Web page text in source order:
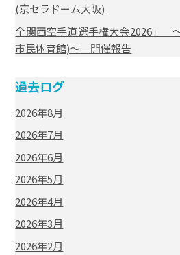
(京セラドーム大阪)
全関西空手道選手権大会2026」
市民体育館)～ 開催報告
過去ログ
2026年8月
2026年7月
2026年6月
2026年5月
2026年4月
2026年3月
2026年2月